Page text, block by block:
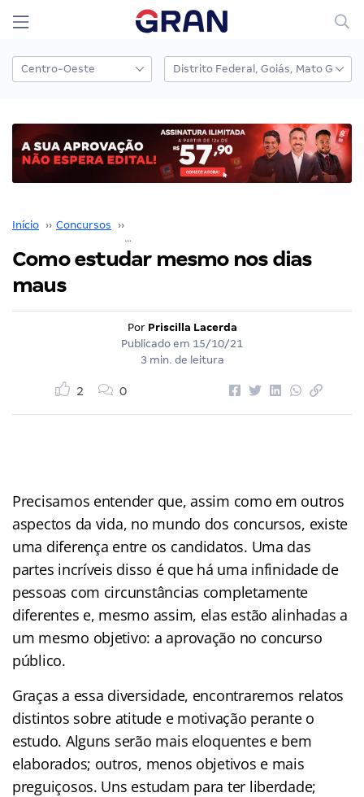
Início ›› Concursos ››
Como estudar mesmo nos dias
maus
Por Priscilla Lacerda
Publicado em 15/10/21
3 min. de leitura
2 0
Precisamos entender que, assim como em outros
aspectos da vida, no mundo dos concursos, existe
uma diferença entre os candidatos. Uma das
partes incríveis disso é que há uma infinidade de
pessoas com circunstâncias completamente
diferentes e, mesmo assim, elas estão alinhadas a
um mesmo objetivo: a aprovação no concurso
público.
Graças a essa diversidade, encontraremos relatos
distintos sobre atitude e motivação perante o
estudo. Alguns serão mais eloquentes e bem
elaborados; outros, menos objetivos e mais
preguiçosos. Uns estudam para ter liberdade;